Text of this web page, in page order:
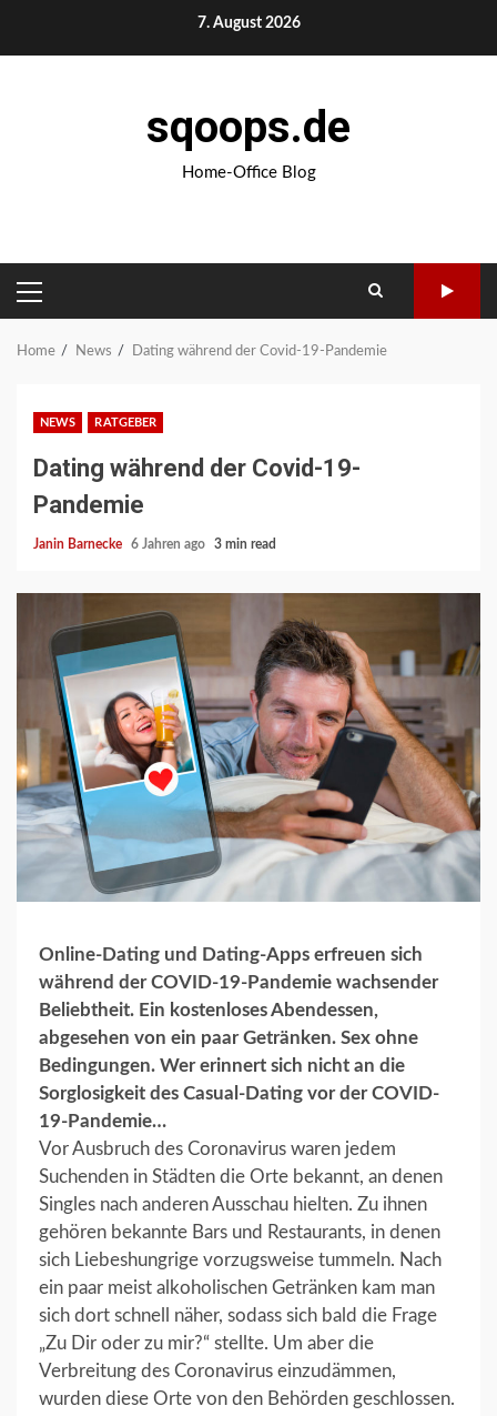
content
7. August 2026
sqoops.de
Home-Office Blog
PRIMARY
MENU
Home News Dating während der Covid-19-Pandemie
NEWS RATGEBER
Dating während der Covid-19-
Pandemie
Janin Barnecke 6 Jahren ago 3 min read
Online-Dating und Dating-Apps erfreuen sich
während der COVID-19-Pandemie wachsender
Beliebtheit. Ein kostenloses Abendessen,
abgesehen von ein paar Getränken. Sex ohne
Bedingungen. Wer erinnert sich nicht an die
Sorglosigkeit des Casual-Dating vor der COVID-
19-Pandemie…
Vor Ausbruch des Coronavirus waren jedem
Suchenden in Städten die Orte bekannt, an denen
Singles nach anderen Ausschau hielten. Zu ihnen
gehören bekannte Bars und Restaurants, in denen
sich Liebeshungrige vorzugsweise tummeln. Nach
ein paar meist alkoholischen Getränken kam man
sich dort schnell näher, sodass sich bald die Frage
„Zu Dir oder zu mir?“ stellte. Um aber die
Verbreitung des Coronavirus einzudämmen,
wurden diese Orte von den Behörden geschlossen.